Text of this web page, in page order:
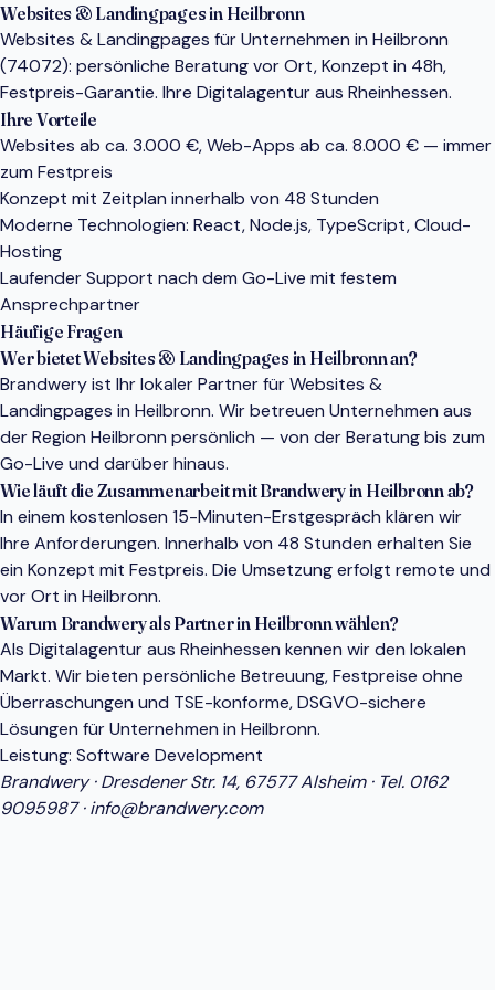
Websites & Landingpages in Heilbronn
Websites & Landingpages für Unternehmen in Heilbronn
(74072): persönliche Beratung vor Ort, Konzept in 48h,
Festpreis-Garantie. Ihre Digitalagentur aus Rheinhessen.
Ihre Vorteile
Websites ab ca. 3.000 €, Web-Apps ab ca. 8.000 € — immer
zum Festpreis
Konzept mit Zeitplan innerhalb von 48 Stunden
Moderne Technologien: React, Node.js, TypeScript, Cloud-
Hosting
Laufender Support nach dem Go-Live mit festem
Ansprechpartner
Häufige Fragen
Wer bietet Websites & Landingpages in Heilbronn an?
Brandwery ist Ihr lokaler Partner für Websites &
Landingpages in Heilbronn. Wir betreuen Unternehmen aus
der Region Heilbronn persönlich — von der Beratung bis zum
Go-Live und darüber hinaus.
Wie läuft die Zusammenarbeit mit Brandwery in Heilbronn ab?
In einem kostenlosen 15-Minuten-Erstgespräch klären wir
Ihre Anforderungen. Innerhalb von 48 Stunden erhalten Sie
ein Konzept mit Festpreis. Die Umsetzung erfolgt remote und
vor Ort in Heilbronn.
Warum Brandwery als Partner in Heilbronn wählen?
Als Digitalagentur aus Rheinhessen kennen wir den lokalen
Markt. Wir bieten persönliche Betreuung, Festpreise ohne
Überraschungen und TSE-konforme, DSGVO-sichere
Lösungen für Unternehmen in Heilbronn.
Leistung: Software Development
Brandwery · Dresdener Str. 14, 67577 Alsheim · Tel. 0162
9095987·info@brandwery.com